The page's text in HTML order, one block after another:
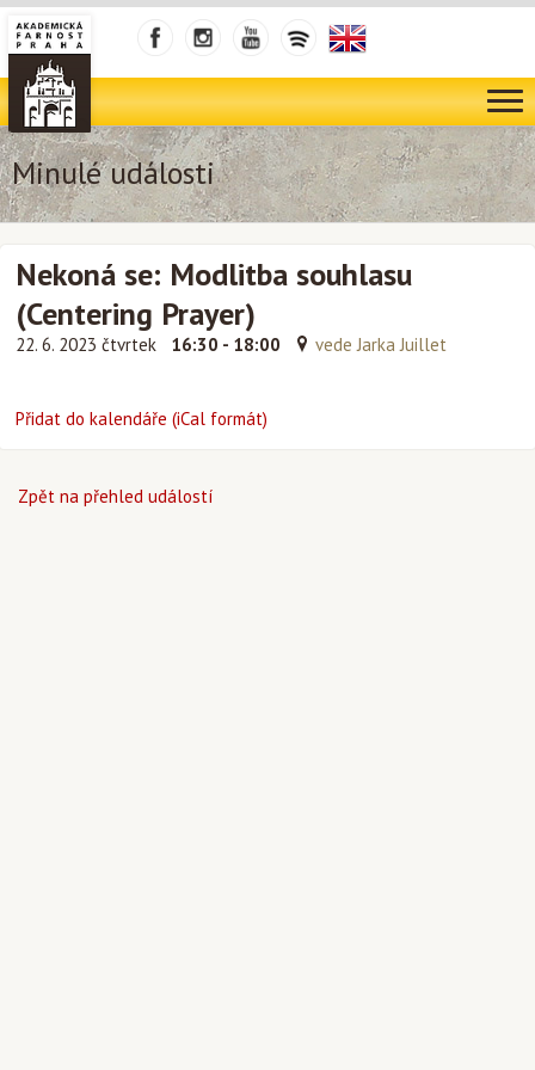
Minulé události
Nekoná se: Modlitba souhlasu
(Centering Prayer)
22. 6. 2023 čtvrtek 16:30 - 18:00 vede Jarka Juillet
Přidat do kalendáře (iCal formát)
Zpět na přehled událostí